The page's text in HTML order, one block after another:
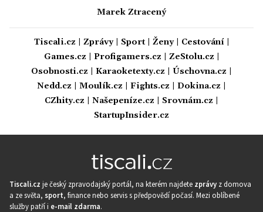
Marek Ztracený
Tiscali.cz Zprávy| Sport| Ženy| Cestování|
Games.cz
Profigamers.cz ZeStolu.cz
Osobnosti.cz
Karaoketexty.cz Úschovna.cz
Nedd.cz
Moulík.cz Fights.cz Dokina.cz
CZhity.cz
Našepeníze.cz Srovnám.cz
StartupInsider.cz
Tiscali.cz je český zpravodajský portál, na kterém najdete zprávy z domova
a ze světa, sport, finance nebo servis s předpovědí počasí. Mezi oblíbené
služby patří i e-mail zdarma.